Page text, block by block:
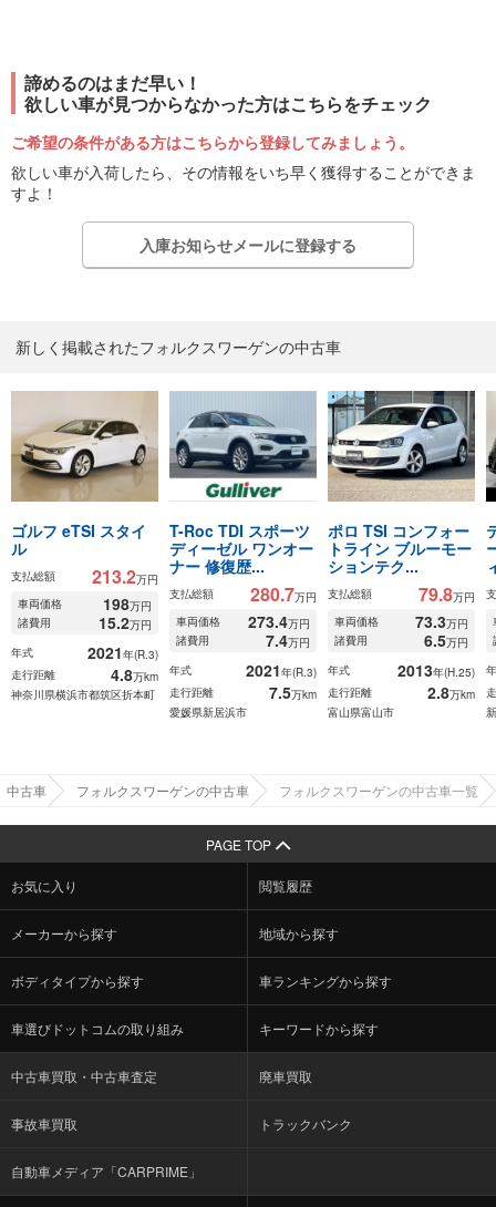
諦めるのはまだ早い！
欲しい車が見つからなかった方はこちらをチェック
ご希望の条件がある方はこちらから登録してみましょう。
欲しい車が入荷したら、その情報をいち早く獲得することができま
すよ！
入庫お知らせメールに登録する
新しく掲載されたフォルクスワーゲンの中古車
ゴルフ eTSI スタイ
ル
支払総額 213.2万円
車両価格
198万円
諸費用
15.2万円
年式
2021年(R.3)
走行距離
4.8万km
神奈川県横浜市都筑区折本町
T-Roc TDI スポーツ
ディーゼル ワンオー
ナー 修復歴...
支払総額 280.7万円
車両価格
273.4万円
諸費用
7.4万円
年式
2021年(R.3)
走行距離
7.5万km
愛媛県新居浜市
ポロ TSI コンフォー
トライン ブルーモー
ションテク...
支払総額 79.8万円
車両価格
73.3万円
諸費用
6.5万円
年式
2013年(H.25)
走行距離
2.8万km
富山県富山市
中古車 フォルクスワーゲンの中古車 フォルクスワーゲンの中古車一覧
PAGE TOP
お気に入り 閲覧履歴
メーカーから探す 地域から探す
ボディタイプから探す 車ランキングから探す
車選びドットコムの取り組み キーワードから探す
中古車買取・中古車査定 廃車買取
事故車買取 トラックバンク
自動車メディア「CARPRIME」